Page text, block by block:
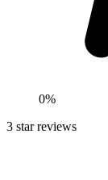
0%
3 star reviews